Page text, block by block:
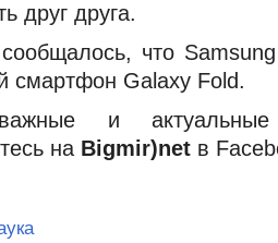
друг друга.
что
смартфон Galaxy Fold.
и
на Bigmir)net в